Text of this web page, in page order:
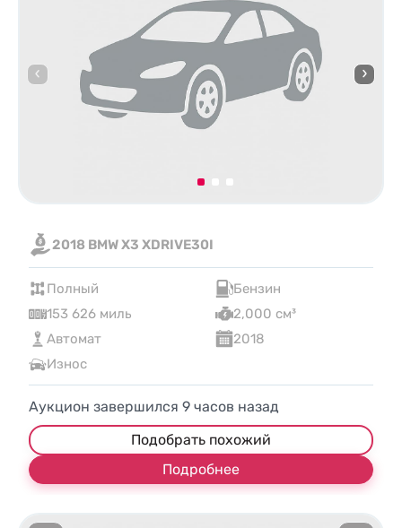
2018 BMW X3 XDRIVE30I
Полный
Бензин
153 626 миль
2,000 см³
Автомат
2018
Износ
Аукцион завершился 9 часов назад
Подобрать похожий
Подробнее